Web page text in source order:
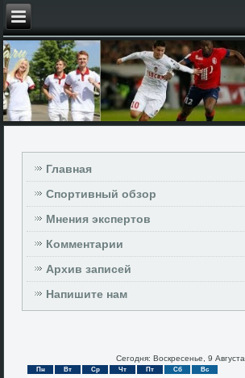
Главная
Спортивный обзор
Мнения экспертов
Комментарии
Архив записей
Напишите нам
Сегодня: Воскресенье, 9 Августа
Пн Вт Ср Чт Пт Сб Вс